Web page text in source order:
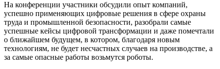
На конференции участники обсудили опыт компаний,
успешно применяющих цифровые решения в сфере охраны
труда и промышленной безопасности, разобрали самые
успешные кейсы цифровой трансформации и даже помечтали
о ближайшем будущем, в котором, благодаря новым
технологиям, не будет несчастных случаев на производстве, а
за самые опасные работы возьмутся роботы.